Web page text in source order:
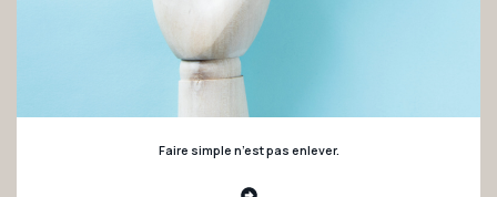
Faire simple n’est pas enlever.